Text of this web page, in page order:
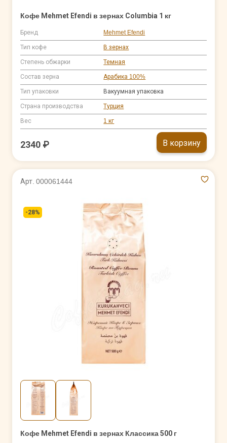
Кофе Mehmet Efendi в зернах Columbia 1 кг
Бренд Mehmet Efendi
Тип кофе В зернах
Степень обжарки Темная
Состав зерна Арабика 100%
Тип упаковки Вакуумная упаковка
Страна производства Турция
Вес 1 кг
2340 ₽ В корзину
Арт. 000061444
-28%
Кофе Mehmet Efendi в зернах Классика 500 г